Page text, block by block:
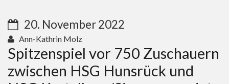
20. November 2022
Ann-Kathrin Molz
Spitzenspiel vor 750 Zuschauern
zwischen HSG Hunsrück und